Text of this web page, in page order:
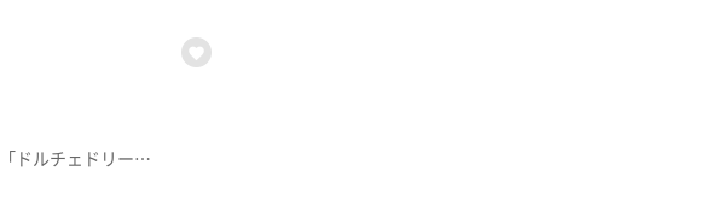
【みやぎ食彩発見！】すぐに売り切れてしまうほど人気がある村田町の夏野菜「ドルチェドリーム」とは？【ナマなキッチン】凍みこんにゃくの五目ごま和え→冷やし茶漬け【デパスパ一番のり！】仙台三越から生中継 涼味 ～ICE PARTY～【本間ちゃん流 今日の方言五七五】これであなたも方言の達人！？知って納得、聞いて爆笑！今から使える方言の“ツウ”な言い回しを本間ちゃん流に教えちゃいます。【突撃！生中継】■スシローあすと長町店【住所】仙台市太白区諏訪町1-7【営業時間】月～金 11:00～23:00(土日祝 は10:30～)※ラストオーダーは閉店時間の30分前【電話番号】022-304-5085※紹介した催事等は終了している場合があります。※紹介した商品等は取り扱いが終了している場合があります。